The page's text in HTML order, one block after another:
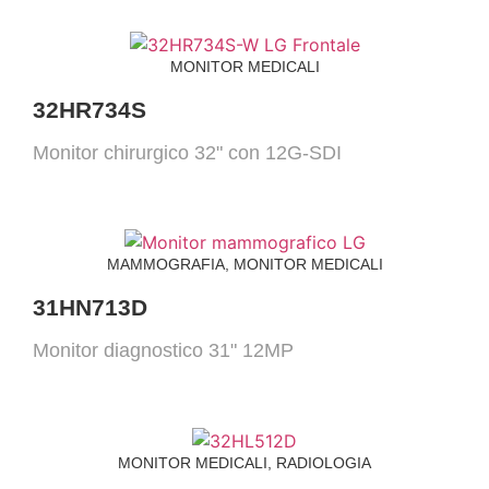
MONITOR MEDICALI
32HR734S
Monitor chirurgico 32" con 12G-SDI
MAMMOGRAFIA, MONITOR MEDICALI
31HN713D
Monitor diagnostico 31" 12MP
MONITOR MEDICALI RADIOLOGIA